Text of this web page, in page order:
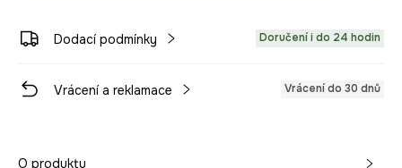
Dodací podmínky Doručení i do 24 hodin
Vrácení a reklamace Vrácení do 30 dnů
O produktu